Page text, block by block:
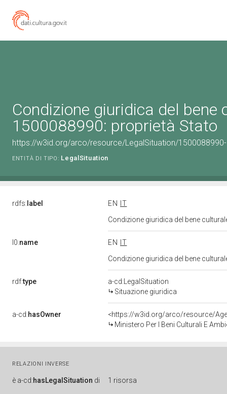
Condizione giuridica del bene
1500088990: proprietà Stato
https://w3id.org/arco/resource/LegalSituation/
ENTITÀ DI TIPO: LegalSituation
rdfs: label EN
IT
Condizione giuridica del bene
l0:name EN
IT
Condizione giuridica del bene
rdf:type
a-cd:LegalSituation
Situazione giuridica
a-cd:hasOwner
<https://w3id.org/arco/resource/
Ministero Per I Beni Culturali E
RELAZIONI INVERSE
è a-cd:hasLegalSituation di 1 risorsa